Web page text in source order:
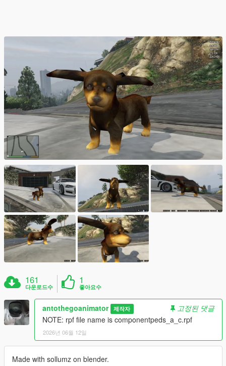
161
다운로드수
1
좋아요수
antothegoanimator 제작자
고정된 댓글
NOTE: rpf file name is componentpeds_a_c.rpf
2026년 06월 12일
Made with sollumz on blender.